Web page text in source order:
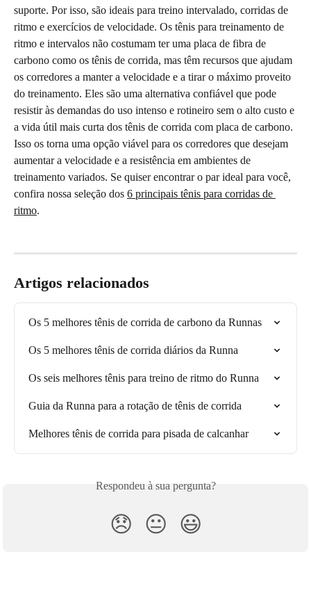
suporte. Por isso, são ideais para treino intervalado, corridas de
ritmo e exercícios de velocidade. Os tênis para treinamento de
ritmo e intervalos não costumam ter uma placa de fibra de
carbono como os tênis de corrida, mas têm recursos que ajudam
os corredores a manter a velocidade e a tirar o máximo proveito
do treinamento. Eles são uma alternativa confiável que pode
resistir às demandas do uso intenso e rotineiro sem o alto custo e
a vida útil mais curta dos tênis de corrida com placa de carbono.
Isso os torna uma opção viável para os corredores que desejam
aumentar a velocidade e a resistência em ambientes de
treinamento variados. Se quiser encontrar o par ideal para você,
confira nossa seleção dos 6 principais tênis para corridas de
ritmo.
Artigos relacionados
Os 5 melhores tênis de corrida de carbono da Runnas
Os 5 melhores tênis de corrida diários da Runna
Os seis melhores tênis para treino de ritmo do Runna
Guia da Runna para a rotação de tênis de corrida
Melhores tênis de corrida para pisada de calcanhar
Respondeu à sua pergunta?
😞 😐 😃